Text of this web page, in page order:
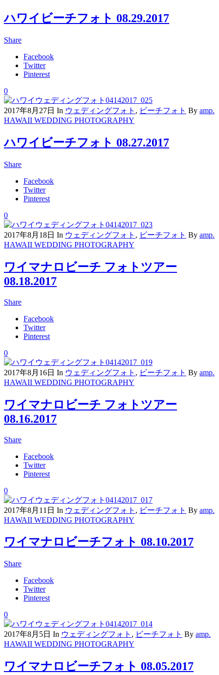
ハワイビーチフォト 08.29.2017
Share
Facebook
Twitter
Pinterest
0
2017年8月27日 In ウェディングフォト , ビーチフォト By amp.
HAWAII WEDDING PHOTOGRAPHY
ハワイビーチフォト 08.27.2017
Share
Facebook
Twitter
Pinterest
0
2017年8月18日 In ウェディングフォト , ビーチフォト By amp.
HAWAII WEDDING PHOTOGRAPHY
ワイマナロビーチ フォトツアー
08.18.2017
Share
Facebook
Twitter
Pinterest
0
2017年8月16日 In ウェディングフォト , ビーチフォト By amp.
HAWAII WEDDING PHOTOGRAPHY
ワイマナロビーチ フォトツアー
08.16.2017
Share
Facebook
Twitter
Pinterest
0
2017年8月11日 In ウェディングフォト , ビーチフォト By amp.
HAWAII WEDDING PHOTOGRAPHY
ワイマナロビーチフォト 08.10.2017
Share
Facebook
Twitter
Pinterest
0
2017年8月5日 In ウェディングフォト , ビーチフォト By amp.
HAWAII WEDDING PHOTOGRAPHY
ワイマナロビーチフォト 08.05.2017